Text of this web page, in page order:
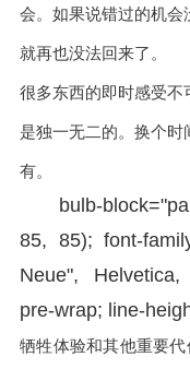
会。如果说错过的机
就再也没法回来了。
很多东西的即时感受
是独一无二的。换个
有。
bulb-
85, 85); font-
Neue",
pre-wrap; line-
牺牲体验和其他重要